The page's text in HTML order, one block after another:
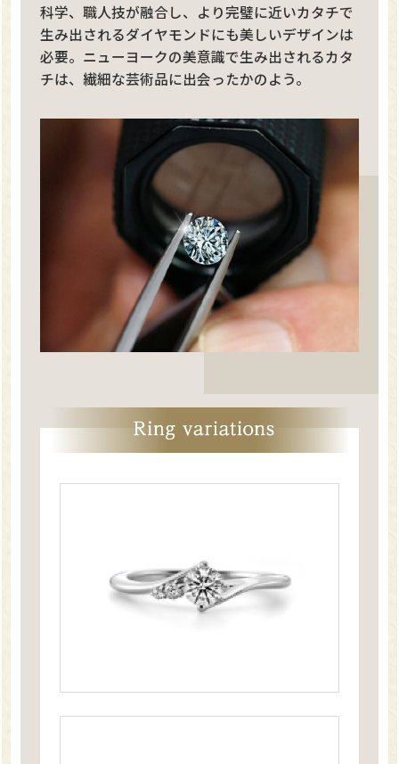
科学、職人技が融合し、より完璧に近いカタチで
生み出されるダイヤモンドにも美しいデザインは
必要。ニューヨークの美意識で生み出されるカタ
チは、繊細な芸術品に出会ったかのよう。